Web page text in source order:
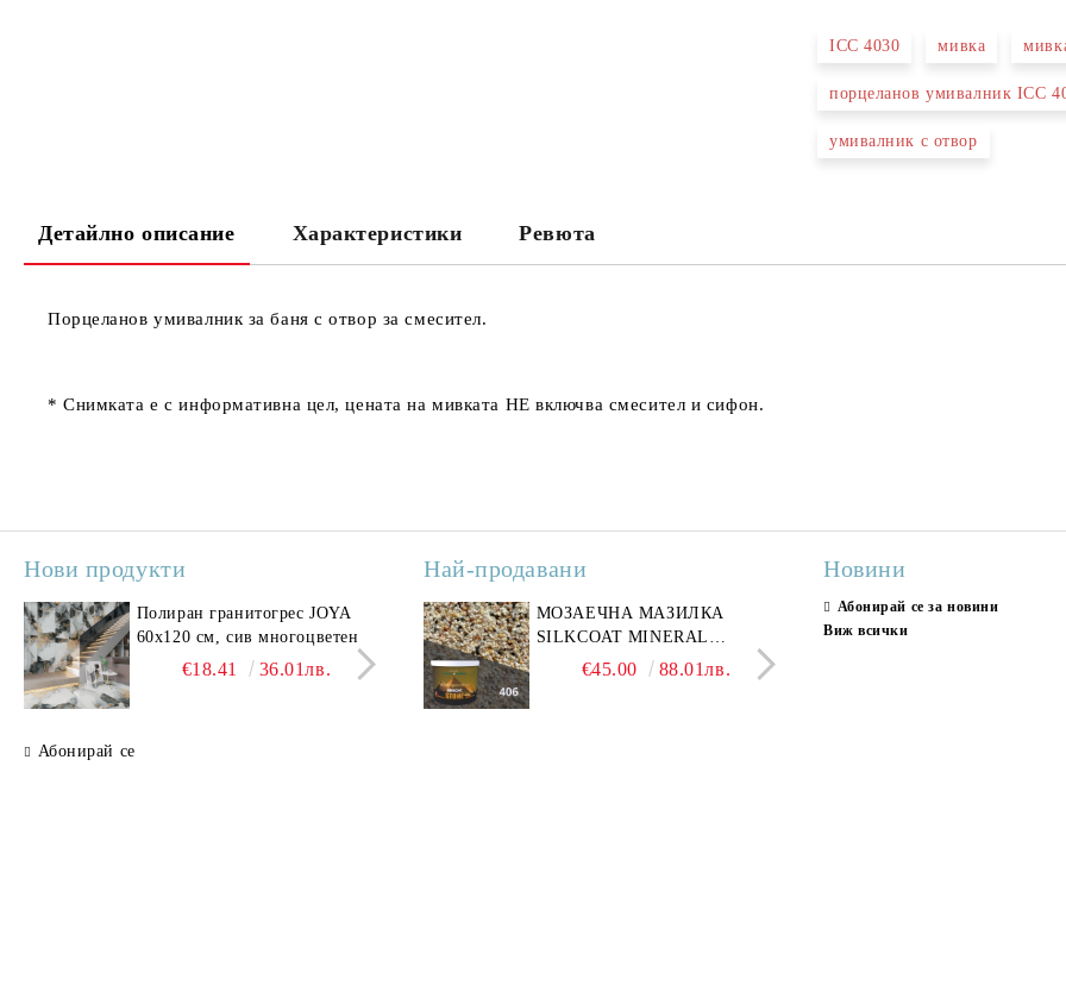
Съгласен съм с
ICC 4030 мивка
порцеланов умивалник ICC
умивалник с отвор
Детайлно описание Характеристики Ревюта
Порцеланов умивалник за баня с отвор за смесител.
* Снимката е с информативна цел, цената на мивката НЕ включва смесител и сифон.
Нови продукти
Полиран гранитогрес JOYA
60x120 см, сив многоцветен
€18.41 36.01лв.
Полиран гранитогрес
SAVONA GREY 60x120 см,
светло сив мрамор
€22.50 44.01лв.
Гранитогрес LESY GREY
GOLD 60х120см, тип
Абонирай се
Най-продавани
МОЗАЕЧНА МАЗИЛКА
SILKCOAT MINERAL
PLASTER STONE, СИТЕН
€45.00 88.01лв.
СТЕННИ ПЛОЧКИ
30X90CM, ГЛАНЦ
Новини
Абонирай се за новини
Виж всички